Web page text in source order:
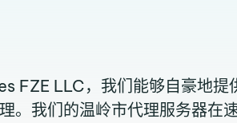
FZE LLC，我们能够自豪地提
。我们的温岭市代理服务器在